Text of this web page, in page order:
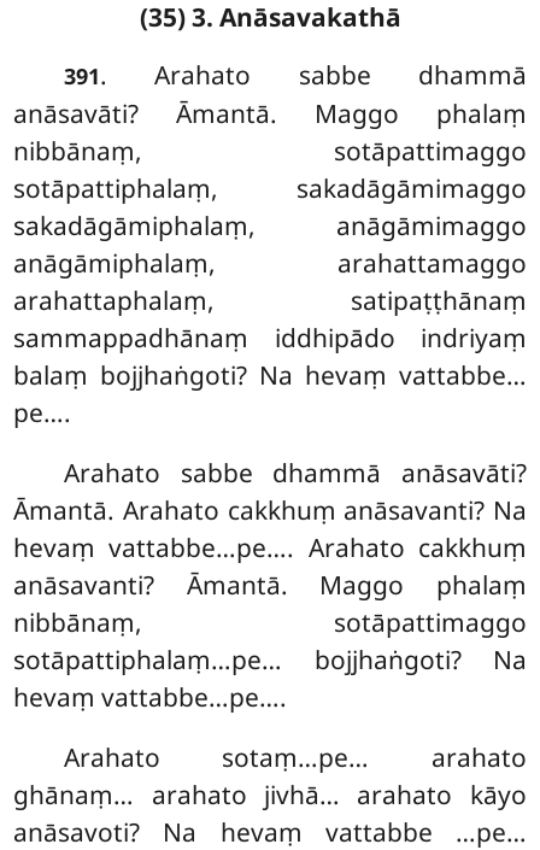
(35) 3. Anāsavakathā
391. Arahato sabbe dhammā
anāsavāti? Āmantā. Maggo phalaṃ
nibbānaṃ, sotāpattimaggo
sotāpattiphalaṃ, sakadāgāmimaggo
sakadāgāmiphalaṃ, anāgāmimaggo
anāgāmiphalaṃ, arahattamaggo
arahattaphalaṃ, satipaṭṭhānaṃ
sammappadhānaṃ iddhipādo indriyaṃ
balaṃ bojjhaṅgoti? Na hevaṃ vattabbe…
pe….
Arahato sabbe dhammā anāsavāti?
Āmantā. Arahato cakkhuṃ anāsavanti? Na
hevaṃ vattabbe…pe…. Arahato cakkhuṃ
anāsavanti? Āmantā. Maggo phalaṃ
nibbānaṃ, sotāpattimaggo
sotāpattiphalaṃ…pe… bojjhaṅgoti? Na
hevaṃ vattabbe…pe….
Arahato sotaṃ…pe… arahato
ghānaṃ… arahato jivhā… arahato kāyo
anāsavoti? Na hevaṃ vattabbe …pe…